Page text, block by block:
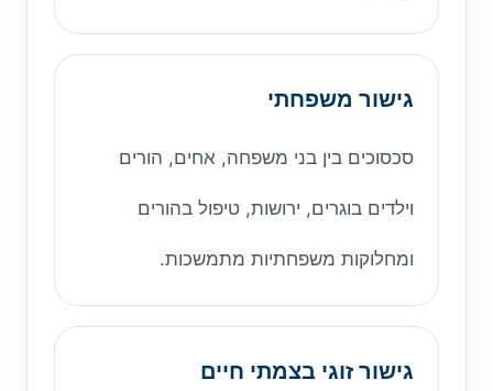
גישור משפחתי
סכסוכים בין בני משפחה, אחים, הורים
וילדים בוגרים, ירושות, טיפול בהורים
ומחלוקות משפחתיות מתמשכות.
גישור זוגי בצמתי חיים